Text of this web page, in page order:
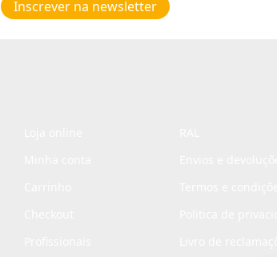
de
privacidade
Inscrever na newsletter